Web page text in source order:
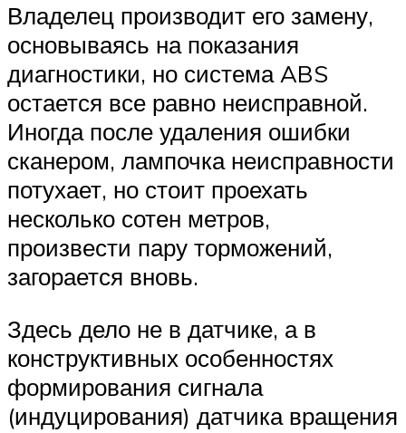
Владелец производит его замену,
основываясь на показания
диагностики, но система ABS
остается все равно неисправной.
Иногда после удаления ошибки
сканером, лампочка неисправности
потухает, но стоит проехать
несколько сотен метров,
произвести пару торможений,
загорается вновь.
Здесь дело не в датчике, а в
конструктивных особенностях
формирования сигнала
(индуцирования) датчика вращения